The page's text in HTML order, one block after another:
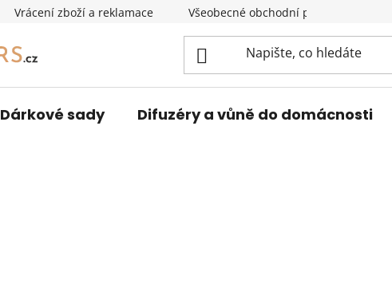
Vrácení zboží a reklamace Všeobecné obchodní podmínky
Dárkové sady Difuzéry a vůně do domácnosti